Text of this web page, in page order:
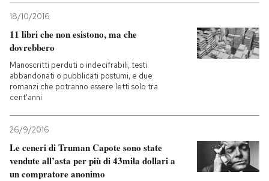
18/10/2016
11 libri che non esistono, ma che
dovrebbero
Manoscritti perduti o indecifrabili, testi
abbandonati o pubblicati postumi, e due
romanzi che potranno essere letti solo tra
cent'anni
26/9/2016
Le ceneri di Truman Capote sono state
vendute all’asta per più di 43mila dollari a
un compratore anonimo